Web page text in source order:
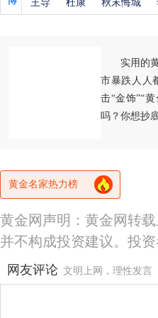
王导 杜康 秋末悔城
实用的
市暴跌人人
击“金饰”“
吗？你想抄
黄金名家热力榜
黄金网声明：黄金网转
并不构成投资建议。投
网友评论 文明上网，理性发言